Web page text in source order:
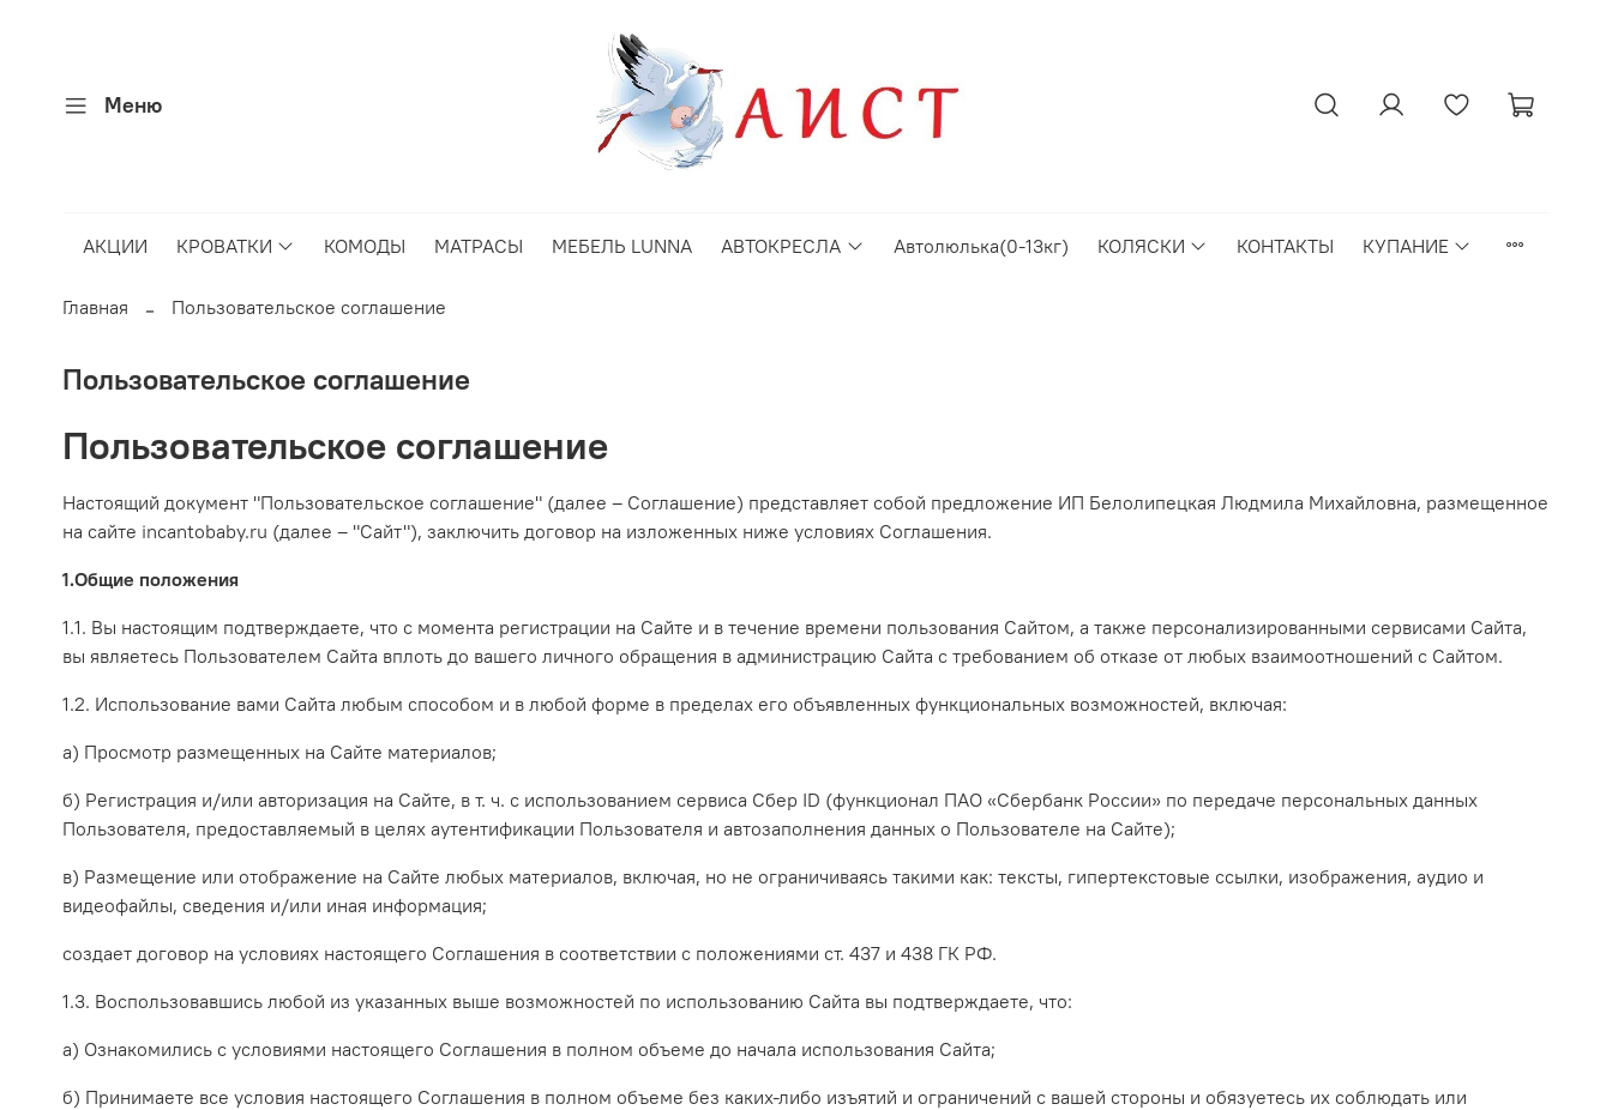
Меню
АКЦИИ КРОВАТКИ КОМОДЫ МАТРАСЫ МЕБЕЛЬ LUNNA АВТОКРЕСЛА Автолюлька(0-13кг) КОЛЯСКИ КОНТАКТЫ КУПАНИЕ
Главная Пользовательское соглашение
Пользовательское соглашение
Пользовательское соглашение
Настоящий документ "Пользовательское соглашение" (далее – Соглашение) представляет собой предложение ИП Белолипецкая Людмила Михайловна, размещенное
на сайте incantobaby.ru (далее – "Сайт"), заключить договор на изложенных ниже условиях Соглашения.
1.Общие положения
1.1. Вы настоящим подтверждаете, что с момента регистрации на Сайте и в течение времени пользования Сайтом, а также персонализированными сервисами Сайта,
вы являетесь Пользователем Сайта вплоть до вашего личного обращения в администрацию Сайта с требованием об отказе от любых взаимоотношений с Сайтом.
1.2. Использование вами Сайта любым способом и в любой форме в пределах его объявленных функциональных возможностей, включая:
а) Просмотр размещенных на Сайте материалов;
б) Регистрация и/или авторизация на Сайте, в т. ч. с использованием сервиса Сбер ID (функционал ПАО «Сбербанк России» по передаче персональных данных
Пользователя, предоставляемый в целях аутентификации Пользователя и автозаполнения данных о Пользователе на Сайте);
в) Размещение или отображение на Сайте любых материалов, включая, но не ограничиваясь такими как: тексты, гипертекстовые ссылки, изображения, аудио и
видеофайлы, сведения и/или иная информация;
создает договор на условиях настоящего Соглашения в соответствии с положениями ст. 437 и 438 ГК РФ.
1.3. Воспользовавшись любой из указанных выше возможностей по использованию Сайта вы подтверждаете, что:
а) Ознакомились с условиями настоящего Соглашения в полном объеме до начала использования Сайта;
б) Принимаете все условия настоящего Соглашения в полном объеме без каких-либо изъятий и ограничений с вашей стороны и обязуетесь их соблюдать или